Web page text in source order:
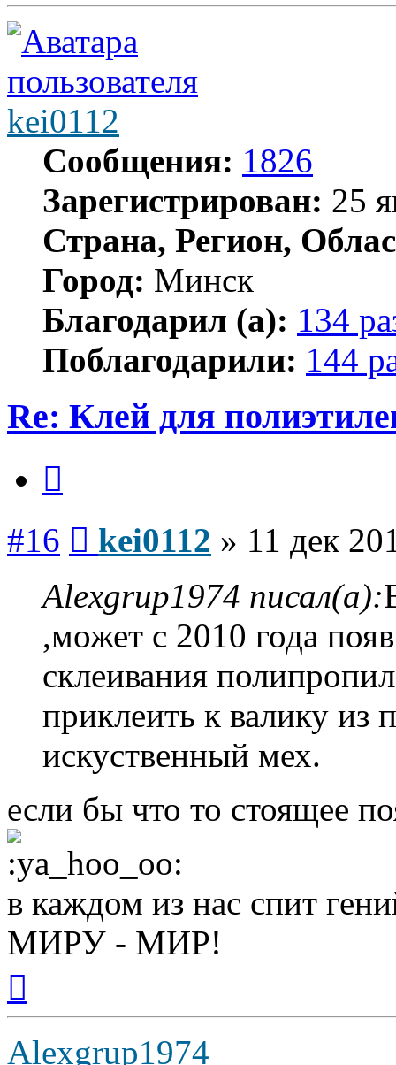
kei0112
Сообщения: 1826
Зарегистрирован: 25
Страна, Регион,
Город: Минск
Благодарил (а): 134
Поблагодарили: 144
Re: Клей для
#16 kei0112 » 11 дек
Alexgrup1974 писал(а):
,может с 2010 года
склеивания
приклеить к валику из
искуственный мех.
если бы что то стоящее
в каждом из нас спит
МИРУ - МИР!
началу
Alexgrup1974